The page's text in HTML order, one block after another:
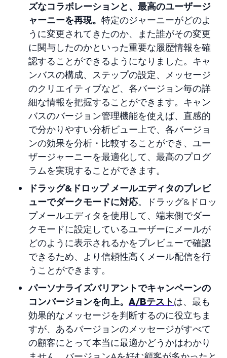
ズなコラボレーションと、最高のユーザージ
ャーニーを再現。 特定のジャーニーがどのよ
うに変更されてきたのか、また誰がその変更
に関与したのかといった重要な履歴情報を確
認することができるようになりました。キャ
ンバスの構成、ステップの設定、メッセージ
のクリエイティブなど、各バージョン毎の詳
細な情報を把握することができます。キャン
バスのバージョン管理機能を使えば、直感的
で分かりやすい分析ビュー上で、各バージョ
ンの効果を分析・比較することができ、ユー
ザージャーニーを最適化して、最高のプログ
ラムを実現することができます。
ドラッグ&ドロップ メールエディタのプレビ
ューでダークモードに対応。ドラッグ&ドロッ
プメールエディタを使用して、端末側でダー
クモードに設定しているユーザーにメールが
どのように表示されるかをプレビューで確認
できるため、より信頼性高くメール配信を行
うことができます。
パーソナライズバリアントでキャンペーンの
コンバージョンを向上。 A/Bテストは、最も
効果的なメッセージを判断するのに役立ちま
すが、あるバージョンのメッセージがすべて
の顧客にとって本当に最適かどうかはわかり